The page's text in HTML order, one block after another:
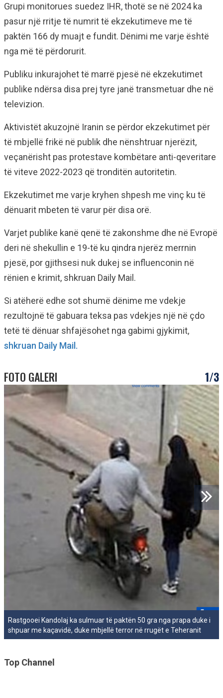
Grupi monitorues suedez IHR, thotë se në 2024 ka
pasur një rritje të numrit të ekzekutimeve me të
paktën 166 dy muajt e fundit. Dënimi me varje është
nga më të përdorurit.
Publiku inkurajohet të marrë pjesë në ekzekutimet
publike ndërsa disa prej tyre janë transmetuar dhe në
televizion.
Aktivistët akuzojnë Iranin se përdor ekzekutimet për
të mbjellë frikë në publik dhe nënshtruar njerëzit,
veçanërisht pas protestave kombëtare anti-qeveritare
të viteve 2022-2023 që tronditën autoritetin.
Ekzekutimet me varje kryhen shpesh me vinç ku të
dënuarit mbeten të varur për disa orë.
Varjet publike kanë qenë të zakonshme dhe në Evropë
deri në shekullin e 19-të ku qindra njerëz merrnin
pjesë, por gjithsesi nuk dukej se influenconin në
rënien e krimit, shkruan Daily Mail.
Si atëherë edhe sot shumë dënime me vdekje
rezultojnë të gabuara teksa pas vdekjes një në çdo
tetë të dënuar shfajësohet nga gabimi gjykimit,
shkruan Daily Mail.
FOTO GALERI 1/3
Rastgooei Kandolaj ka sulmuar të paktën 50 gra nga prapa duke i
shpuar me kaçavidë, duke mbjellë terror në rrugët e Teheranit
Top Channel